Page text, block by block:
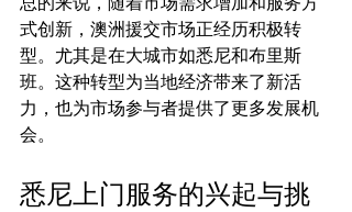
式创新，澳洲援交市场正经历积极转
型。尤其是在大城市如悉尼和布里斯
班。这种转型为当地经济带来了新活
力，也为市场参与者提供了更多发展机
悉尼上门服务的兴起与挑